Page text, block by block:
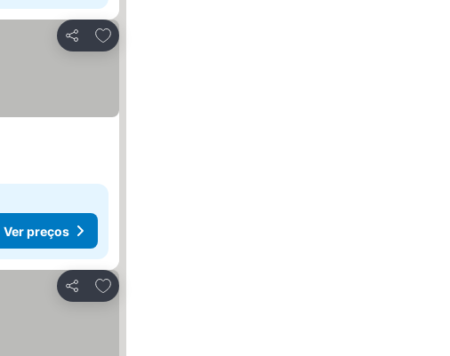
Partilhar
Adicionar aos favoritos
Ver preços
Partilhar
Adicionar aos favoritos